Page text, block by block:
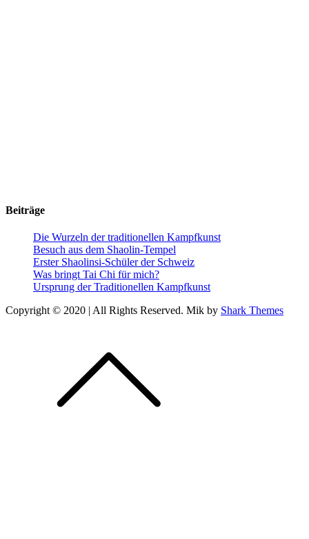
Beiträge
Die Wurzeln der traditionellen Kampfkunst
Besuch aus dem Shaolin-Tempel
Erster Shaolinsi-Schüler der Schweiz
Was bringt Tai Chi für mich?
Ursprung der Traditionellen Kampfkunst
Copyright © 2020 | All Rights Reserved. Mik by Shark Themes